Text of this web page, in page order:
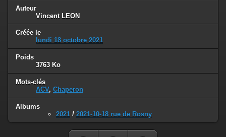
Auteur
Vincent LEON
Créée le
lundi 18 octobre 2021
Poids
3763 Ko
Mots-clés
ACV, Chaperon
Albums
2021 / 2021-10-18 rue de Rosny